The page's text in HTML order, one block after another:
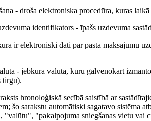
- droša elektroniska procedūra, kuras
identifikators - īpašs uzdevuma
ir elektroniski dati par pasta maksājumu
- jebkura valūta, kuru galvenokārt
tirgū).
hronoloģiskā secībā saistībā ar
šo sarakstu automātiski sagatavo
"valūtu", "pakalpojuma sniegšanas vietu vai